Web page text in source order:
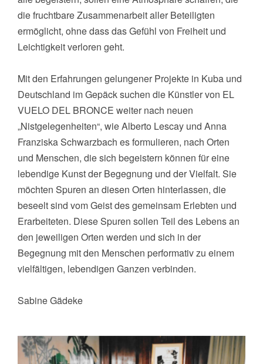
die fruchtbare Zusammenarbeit aller Beteiligten
ermöglicht, ohne dass das Gefühl von Freiheit und
Leichtigkeit verloren geht.
Mit den Erfahrungen gelungener Projekte in Kuba und
Deutschland im Gepäck suchen die Künstler von EL
VUELO DEL BRONCE weiter nach neuen
„Nistgelegenheiten“, wie Alberto Lescay und Anna
Franziska Schwarzbach es formulieren, nach Orten
und Menschen, die sich begeistern können für eine
lebendige Kunst der Begegnung und der Vielfalt. Sie
möchten Spuren an diesen Orten hinterlassen, die
beseelt sind vom Geist des gemeinsam Erlebten und
Erarbeiteten. Diese Spuren sollen Teil des Lebens an
den jeweiligen Orten werden und sich in der
Begegnung mit den Menschen performativ zu einem
vielfältigen, lebendigen Ganzen verbinden.
Sabine Gädeke